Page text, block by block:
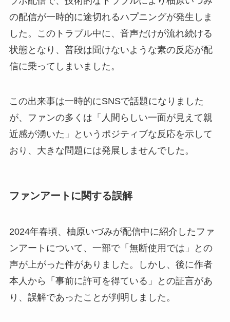
の配信が一時的に途切れるハプニングが発生しま
した。このトラブル中に、音声だけが流れ続ける
状態となり、普段は聞けないような素の反応が配
信に乗ってしまいました。
この出来事は一時的にSNSで話題になりました
が、ファンの多くは「人間らしい一面が見えて親
近感が湧いた」というポジティブな反応を示して
おり、大きな問題には発展しませんでした。
ファンアートに関する誤解
2024年春頃、柚原いづみが配信中に紹介したファ
ンアートについて、一部で「無断使用では」との
声が上がった件がありました。しかし、後に作者
本人から「事前に許可を得ている」との証言があ
り、誤解であったことが判明しました。